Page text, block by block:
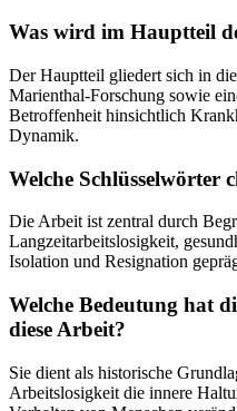
Was wird im Hauptteil
Der Hauptteil gliedert sich in
Marienthal-Forschung sowie
Betroffenheit hinsichtlich
Dynamik.
Welche Schlüsselwörter
Die Arbeit ist zentral durch
Langzeitarbeitslosigkeit,
Isolation und Resignation
Welche Bedeutung hat
diese Arbeit?
Sie dient als historische
Arbeitslosigkeit die innere